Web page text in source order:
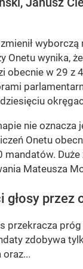
Onetu wynika,
obecnie w 29 z
nie oznacza
Onetu
mandatów.
Mateusza
głosy przez
przekracza
zdobywa
oraz...